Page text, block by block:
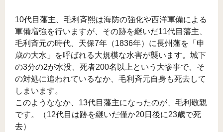
10代目藩主、毛利斉熙は海防の強化や西洋軍備による
軍備増強を行いますが、その跡を継いだ11代目藩主、
毛利斉元の時代、天保7年（1836年）に長州藩を「申
歳の大水」を呼ばれる大規模な水害が襲います。城下
の3分の2が水没、死者200名以上という大惨事で、そ
の対処に追われているなか、毛利斉元自身も死去して
しまいます。
このようななか、13代目藩主になったのが、毛利敬親
です。（12代目は跡を継いだ僅か20日後に23歳で死
去）